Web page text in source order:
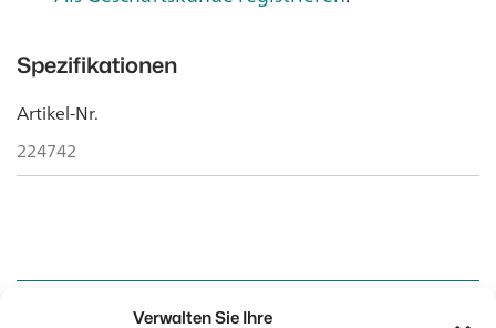
Verwalten Sie Ihre
Spezifikationen
Artikel-Nr.
224742